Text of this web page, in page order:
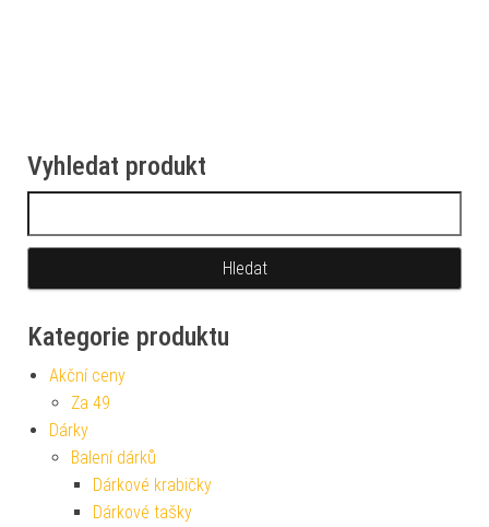
Vyhledat produkt
Kategorie produktu
Akční ceny
Za 49
Dárky
Balení dárků
Dárkové krabičky
Dárkové tašky